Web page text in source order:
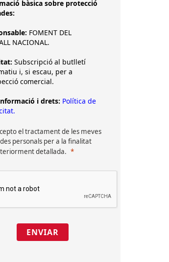
bàsica sobre protecció
FOMENT DEL
NACIONAL.
Subscripció al butlletí
i, si escau, per a
comercial.
i drets: Política de
el tractament de les meves
personals per a la finalitat
detallada.
ENVIAR